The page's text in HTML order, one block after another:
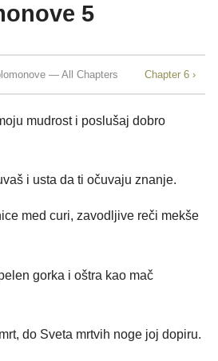
5
— All Chapters Chapter 6 ›
mudrost i poslušaj dobro
i usta da ti očuvaju znanje.
med curi, zavodljive reči mekše
gorka i oštra kao mač
do Sveta mrtvih noge joj dopiru.